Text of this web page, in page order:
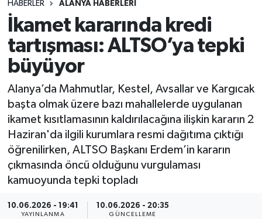
HABERLER ALANYA HABERLERI
İkamet kararında kredi
tartışması: ALTSO’ya tepki
büyüyor
Alanya’da Mahmutlar, Kestel, Avsallar ve Kargıcak
başta olmak üzere bazı mahallelerde uygulanan
ikamet kısıtlamasının kaldırılacağına ilişkin kararın 2
Haziran'da ilgili kurumlara resmi dağıtıma çıktığı
öğrenilirken, ALTSO Başkanı Erdem’in kararın
çıkmasında öncü olduğunu vurgulaması
kamuoyunda tepki topladı
10.06.2026 - 19:41
YAYINLANMA
10.06.2026 - 20:35
GÜNCELLEME
Resmi İlanlar
Alanyaspor
Turizm
E-Gazete
Süper Lig Puan Durumu ve Fikstür
Tüm Manşetler
Son Dakika Haberleri
Haber Arşivi